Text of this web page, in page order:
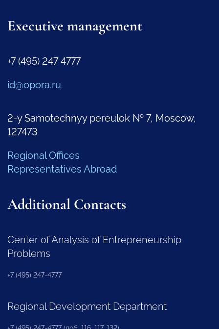
Executive management
+7 (495) 247 4777
id@opora.ru
2-y Samotechnyy pereulok № 7, Moscow,
127473
Regional Offices
Representatives Abroad
Additional Contacts
Center of Analysis of Entrepreneurship
Problems
+7 (495) 247-4777
Regional Development Department